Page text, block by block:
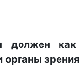
должен
органы